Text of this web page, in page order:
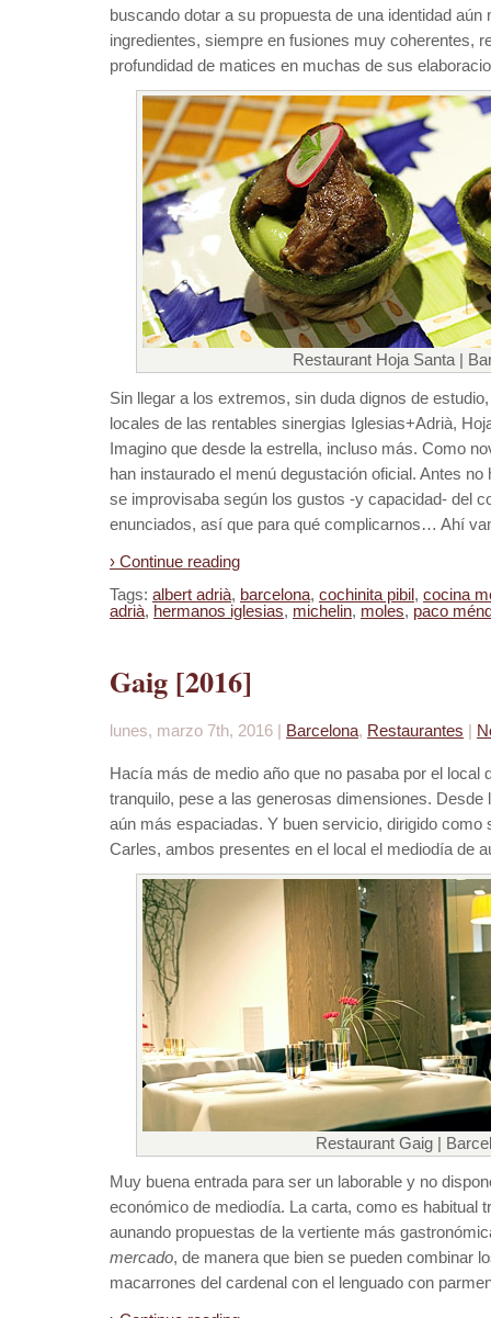
buscando dotar a su propuesta de una identidad
ingredientes, siempre en fusiones muy coherentes,
profundidad de matices en muchas de sus
Restaurant Hoja Santa |
Sin llegar a los extremos, sin duda dignos de
locales de las rentables sinergias Iglesias+Adrià,
Imagino que desde la estrella, incluso más. Como
han instaurado el menú degustación oficial. Antes
se improvisaba según los gustos -y capacidad- del
enunciados, así que para qué complicarnos… Ahí
› Continue reading
Tags: albert adrià, barcelona, cochinita pibil, cocina
adrià, hermanos iglesias, michelin, moles, paco
Gaig [2016]
lunes, marzo 7th, 2016 | Barcelona, Restaurantes |
Hacía más de medio año que no pasaba por el local
tranquilo, pese a las generosas dimensiones.
aún más espaciadas. Y buen servicio, dirigido como
Carles, ambos presentes en el local el mediodía de
Restaurant Gaig |
Muy buena entrada para ser un laborable y no
económico de mediodía. La carta, como es habitual
aunando propuestas de la vertiente más
mercado, de manera que bien se pueden combinar
macarrones del cardenal con el lenguado con